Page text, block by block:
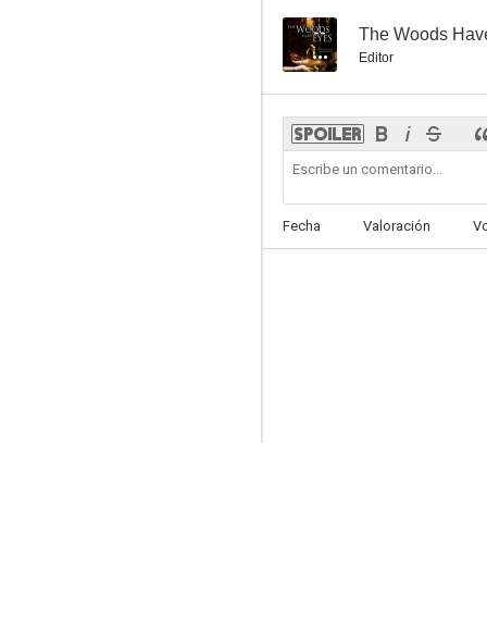
-- The Woods
Editor
Fecha Valoración